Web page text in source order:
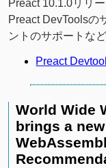
Preact 10.1.0リリー
Preact DevToolsの
ントのサポートなど
Preact
World Wide
brings a